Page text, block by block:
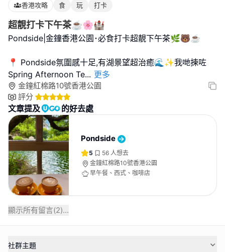
香港攻略 食 玩 打卡
超靚打卡下午茶☕️🌸🏰
Pondside|金鐘香港公園･必食打卡超靚下午茶🌿🐻☕️
📍 Pondside氛圍感十足,有湖景望超治癒🌊✨我哋揀咗
Spring Afternoon Te... 更多
金鐘紅棉路10號香港公園
評分
文章提及 的好去處
Pondside
5 56 人想去
金鐘紅棉路10號香港公園
早午餐、西式、咖啡店
顯示所有留言(2)...
社群主題